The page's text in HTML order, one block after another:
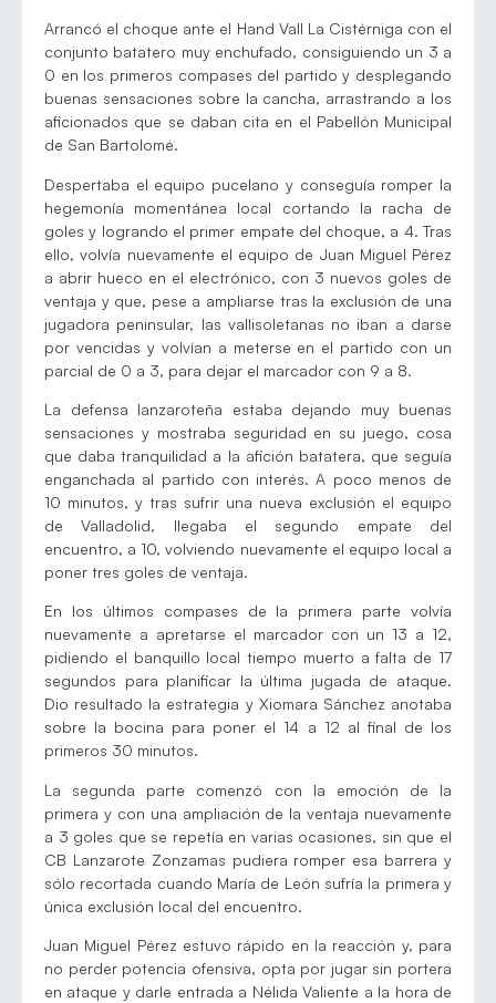
Arrancó el choque ante el Hand Vall La Cistérniga con el
conjunto batatero muy enchufado, consiguiendo un 3 a
0 en los primeros compases del partido y desplegando
buenas sensaciones sobre la cancha, arrastrando a los
aficionados que se daban cita en el Pabellón Municipal
de San Bartolomé.
Despertaba el equipo pucelano y conseguía romper la
hegemonía momentánea local cortando la racha de
goles y logrando el primer empate del choque, a 4. Tras
ello, volvía nuevamente el equipo de Juan Miguel Pérez
a abrir hueco en el electrónico, con 3 nuevos goles de
ventaja y que, pese a ampliarse tras la exclusión de una
jugadora peninsular, las vallisoletanas no iban a darse
por vencidas y volvían a meterse en el partido con un
parcial de 0 a 3, para dejar el marcador con 9 a 8.
La defensa lanzaroteña estaba dejando muy buenas
sensaciones y mostraba seguridad en su juego, cosa
que daba tranquilidad a la afición batatera, que seguía
enganchada al partido con interés. A poco menos de
10 minutos, y tras sufrir una nueva exclusión el equipo
de Valladolid, llegaba el segundo empate del
encuentro, a 10, volviendo nuevamente el equipo local a
poner tres goles de ventaja.
En los últimos compases de la primera parte volvía
nuevamente a apretarse el marcador con un 13 a 12,
pidiendo el banquillo local tiempo muerto a falta de 17
segundos para planificar la última jugada de ataque.
Dio resultado la estrategia y Xiomara Sánchez anotaba
sobre la bocina para poner el 14 a 12 al final de los
primeros 30 minutos.
La segunda parte comenzó con la emoción de la
primera y con una ampliación de la ventaja nuevamente
a 3 goles que se repetía en varias ocasiones, sin que el
CB Lanzarote Zonzamas pudiera romper esa barrera y
sólo recortada cuando María de León sufría la primera y
única exclusión local del encuentro.
Juan Miguel Pérez estuvo rápido en la reacción y, para
no perder potencia ofensiva, opta por jugar sin portera
en ataque y darle entrada a Nélida Valiente a la hora de